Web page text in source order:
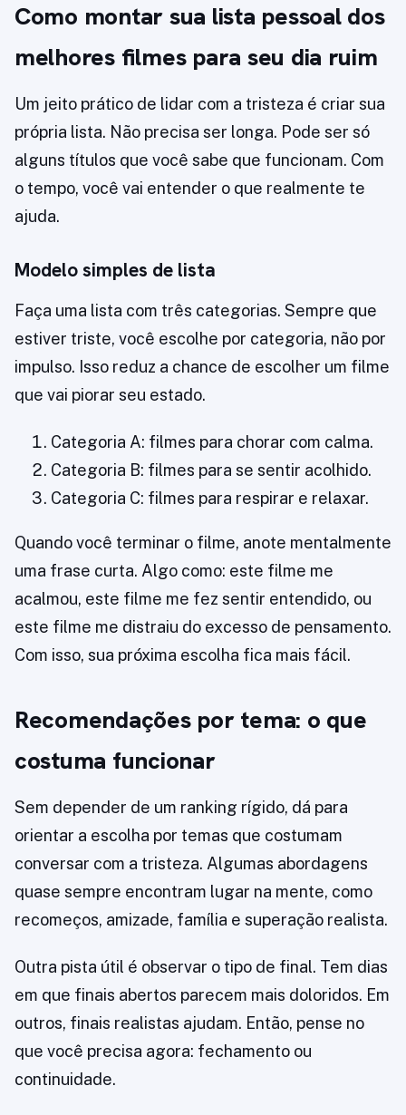
Como montar sua lista pessoal dos
melhores filmes para seu dia ruim
Um jeito prático de lidar com a tristeza é criar sua
própria lista. Não precisa ser longa. Pode ser só
alguns títulos que você sabe que funcionam. Com
o tempo, você vai entender o que realmente te
ajuda.
Modelo simples de lista
Faça uma lista com três categorias. Sempre que
estiver triste, você escolhe por categoria, não por
impulso. Isso reduz a chance de escolher um filme
que vai piorar seu estado.
Categoria A: filmes para chorar com calma.
Categoria B: filmes para se sentir acolhido.
Categoria C: filmes para respirar e relaxar.
Quando você terminar o filme, anote mentalmente
uma frase curta. Algo como: este filme me
acalmou, este filme me fez sentir entendido, ou
este filme me distraiu do excesso de pensamento.
Com isso, sua próxima escolha fica mais fácil.
Recomendações por tema: o que
costuma funcionar
Sem depender de um ranking rígido, dá para
orientar a escolha por temas que costumam
conversar com a tristeza. Algumas abordagens
quase sempre encontram lugar na mente, como
recomeços, amizade, família e superação realista.
Outra pista útil é observar o tipo de final. Tem dias
em que finais abertos parecem mais doloridos. Em
outros, finais realistas ajudam. Então, pense no
que você precisa agora: fechamento ou
continuidade.